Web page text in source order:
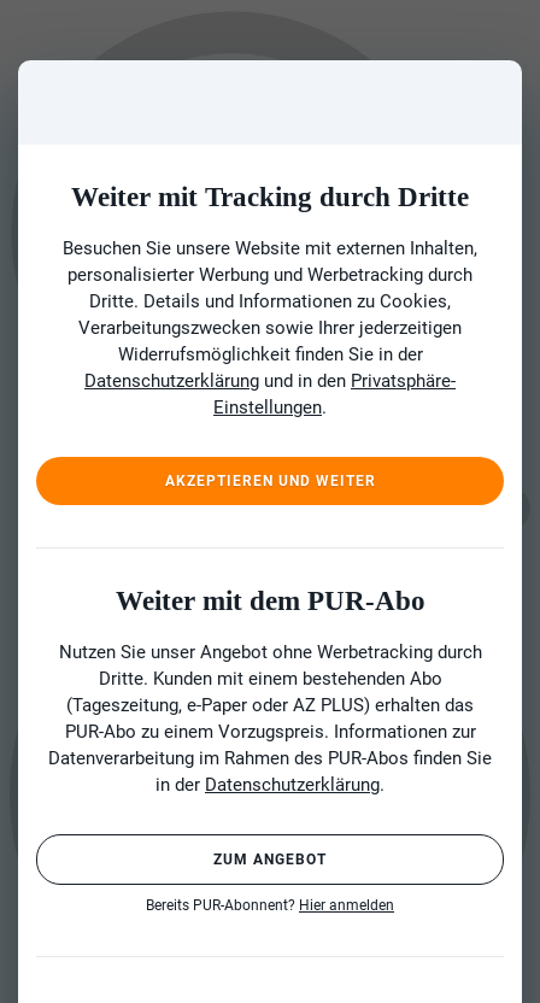
Weiter mit Tracking durch Dritte
Besuchen Sie unsere Website mit externen Inhalten,
personalisierter Werbung und Werbetracking durch
Dritte. Details und Informationen zu Cookies,
Verarbeitungszwecken sowie Ihrer jederzeitigen
Widerrufsmöglichkeit finden Sie in der
Datenschutzerklärung und in den Privatsphäre-
Einstellungen.
AKZEPTIEREN UND WEITER
Weiter mit dem PUR-Abo
Nutzen Sie unser Angebot ohne Werbetracking durch
Dritte. Kunden mit einem bestehenden Abo
(Tageszeitung, e-Paper oder AZ PLUS) erhalten das
PUR-Abo zu einem Vorzugspreis. Informationen zur
Datenverarbeitung im Rahmen des PUR-Abos finden Sie
in der Datenschutzerklärung.
ZUM ANGEBOT
Bereits PUR-Abonnent? Hier anmelden